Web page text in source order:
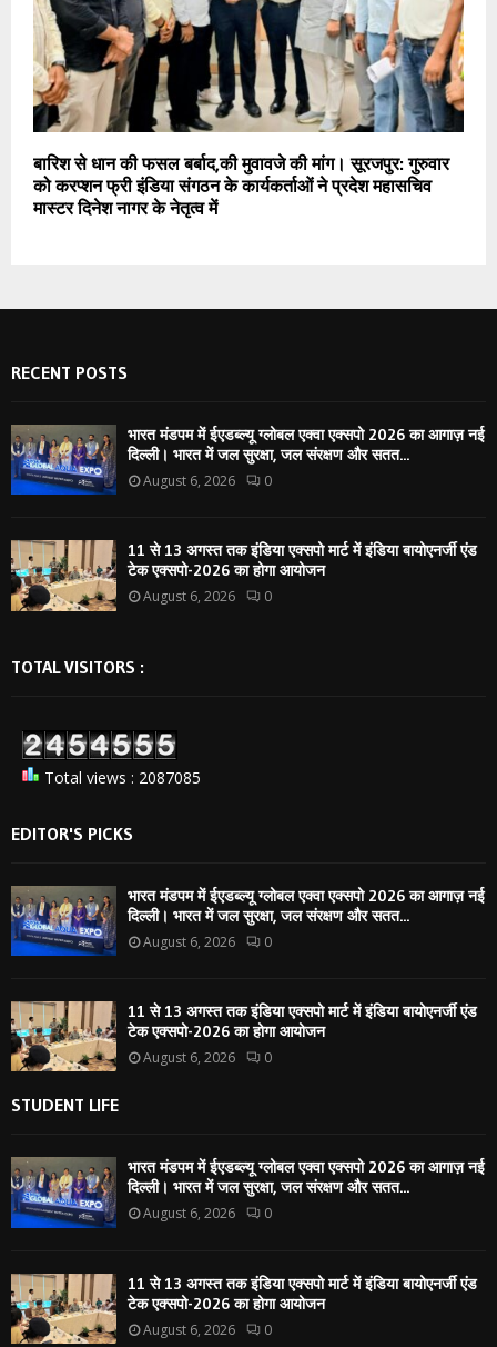
बारिश से धान की फसल बर्बाद,की मुवावजे की मांग। सूरजपुर: गुरुवार
को करप्शन फ्री इंडिया संगठन के कार्यकर्ताओं ने प्रदेश महासचिव
मास्टर दिनेश नागर के नेतृत्व में
RECENT POSTS
भारत मंडपम में ईएडब्ल्यू ग्लोबल एक्वा एक्सपो 2026 का आगाज़ नई
दिल्ली। भारत में जल सुरक्षा, जल संरक्षण और सतत...
August 6, 2026 0
11 से 13 अगस्त तक इंडिया एक्सपो मार्ट में इंडिया बायोएनर्जी एंड
टेक एक्सपो-2026 का होगा आयोजन
August 6, 2026 0
TOTAL VISITORS :
Total views : 2087085
EDITOR'S PICKS
भारत मंडपम में ईएडब्ल्यू ग्लोबल एक्वा एक्सपो 2026 का आगाज़ नई
दिल्ली। भारत में जल सुरक्षा, जल संरक्षण और सतत...
August 6, 2026 0
11 से 13 अगस्त तक इंडिया एक्सपो मार्ट में इंडिया बायोएनर्जी एंड
टेक एक्सपो-2026 का होगा आयोजन
August 6, 2026 0
STUDENT LIFE
भारत मंडपम में ईएडब्ल्यू ग्लोबल एक्वा एक्सपो 2026 का आगाज़ नई
दिल्ली। भारत में जल सुरक्षा, जल संरक्षण और सतत...
August 6, 2026 0
11 से 13 अगस्त तक इंडिया एक्सपो मार्ट में इंडिया बायोएनर्जी एंड
टेक एक्सपो-2026 का होगा आयोजन
August 6, 2026 0